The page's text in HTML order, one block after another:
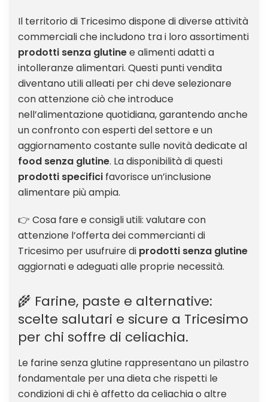
Il territorio di Tricesimo dispone di diverse attività
commerciali che includono tra i loro assortimenti
prodotti senza glutinee alimenti adatti a
intolleranze alimentari. Questi punti vendita
diventano utili alleati per chi deve selezionare
con attenzione ciò che introduce
nell’alimentazione quotidiana, garantendo anche
un confronto con esperti del settore e un
aggiornamento costante sulle novità dedicate al
food senza glutine. La disponibilità di questi
prodotti specifici favorisce un’inclusione
alimentare più ampia.
👉 Cosa fare e consigli utili: valutare con
attenzione l’offerta dei commercianti di
Tricesimo per usufruire di prodotti senza glutine
aggiornati e adeguati alle proprie necessità.
🌾 Farine, paste e alternative:
scelte salutari e sicure a Tricesimo
per chi soffre di celiachia.
Le farine senza glutine rappresentano un pilastro
fondamentale per una dieta che rispetti le
condizioni di chi è affetto da celiachia o altre